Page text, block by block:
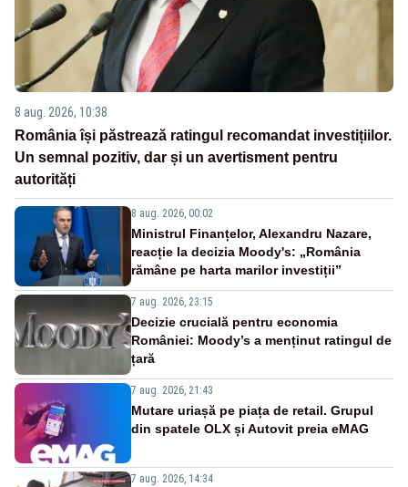
8 aug. 2026, 10:38
România își păstrează ratingul recomandat investițiilor.
Un semnal pozitiv, dar și un avertisment pentru
autorități
8 aug. 2026, 00:02
Ministrul Finanțelor, Alexandru Nazare,
reacție la decizia Moody's: „România
rămâne pe harta marilor investiții”
7 aug. 2026, 23:15
Decizie crucială pentru economia
României: Moody’s a menținut ratingul de
țară
7 aug. 2026, 21:43
Mutare uriașă pe piața de retail. Grupul
din spatele OLX și Autovit preia eMAG
7 aug. 2026, 14:34